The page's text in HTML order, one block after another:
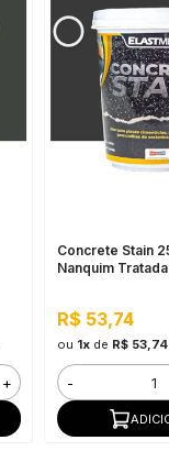
+
Concrete Stain
Nanquim Tratada
R$ 53,74
ou 1xde R$ 53,74
-